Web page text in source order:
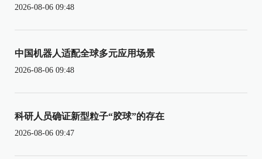
2026-08-06 09:48
中国机器人适配全球多元应用场景
2026-08-06 09:48
科研人员确证新型粒子“胶球”的存在
2026-08-06 09:47